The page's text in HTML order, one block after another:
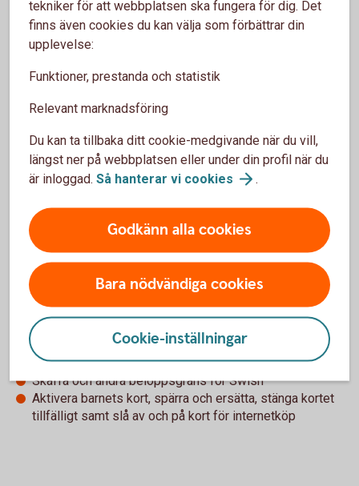
Betala med mobil, wearables eller
klocka – skaffa en wallet
Betala direkt på ett säkert sätt – i butik, appar och på nätet.
Wallets
Hantera ditt barns tjänster i din
app
Logga in i din app och välj Du i menyn - Barns tjänster. Det
här kan du bland annat göra:
Uppgradera till Mobilt BankID – för att logga in även hos
företag och myndigheter
Skaffa och ändra beloppsgräns för Swish
Aktivera barnets kort, spärra och ersätta, stänga kortet
tillfälligt samt slå av och på kort för internetköp
tekniker för att webbplatsen ska fungera för dig. Det
finns även cookies du kan välja som förbättrar din
upplevelse:
Funktioner, prestanda och statistik
Relevant marknadsföring
Du kan ta tillbaka ditt cookie-medgivande när du vill,
längst ner på webbplatsen eller under din profil när du
är inloggad. Så hanterar vi cookies .
Godkänn alla cookies
Bara nödvändiga cookies
Cookie-inställningar